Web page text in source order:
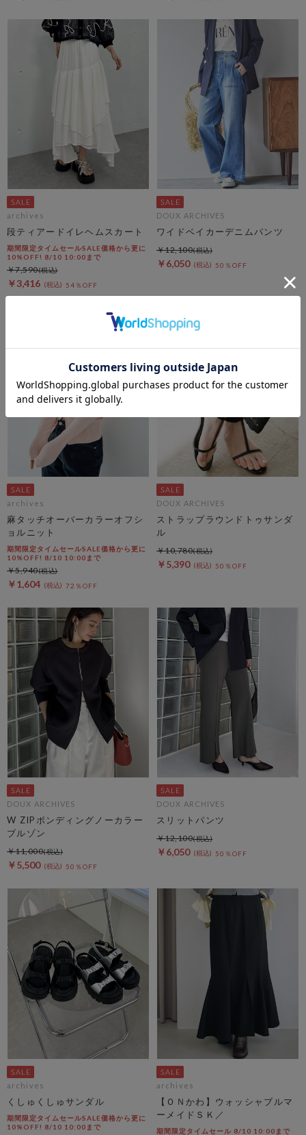
archives
段ティアードイレヘムスカート
期間限定タイムセールSALE価格から更に
10%OFF! 8/10 10:00まで
￥3,416 54％OFF
￥7,590
DOUX ARCHIVES
ワイドベイカーデニムパンツ
￥6,050 50％OFF
￥12,100
archives
麻タッチオーバーカラーオフシ
ョルニット
期間限定タイムセールSALE価格から更に
10%OFF! 8/10 10:00まで
￥1,604 72％OFF
￥5,940
DOUX ARCHIVES
ストラップラウンドトゥサンダ
ル
￥5,390 50％OFF
￥10,780
DOUX ARCHIVES
W ZIPボンディングノーカラー
ブルゾン
￥5,500 50％OFF
￥11,000
DOUX ARCHIVES
スリットパンツ
￥6,050 50％OFF
￥12,100
archives
くしゅくしゅサンダル
期間限定タイムセールSALE価格から更に
10%OFF! 8/10 10:00まで
archives
【ＯＮかわ】ウォッシャブルマ
ーメイドＳＫ／
期間限定タイムセール 8/10 10:00まで